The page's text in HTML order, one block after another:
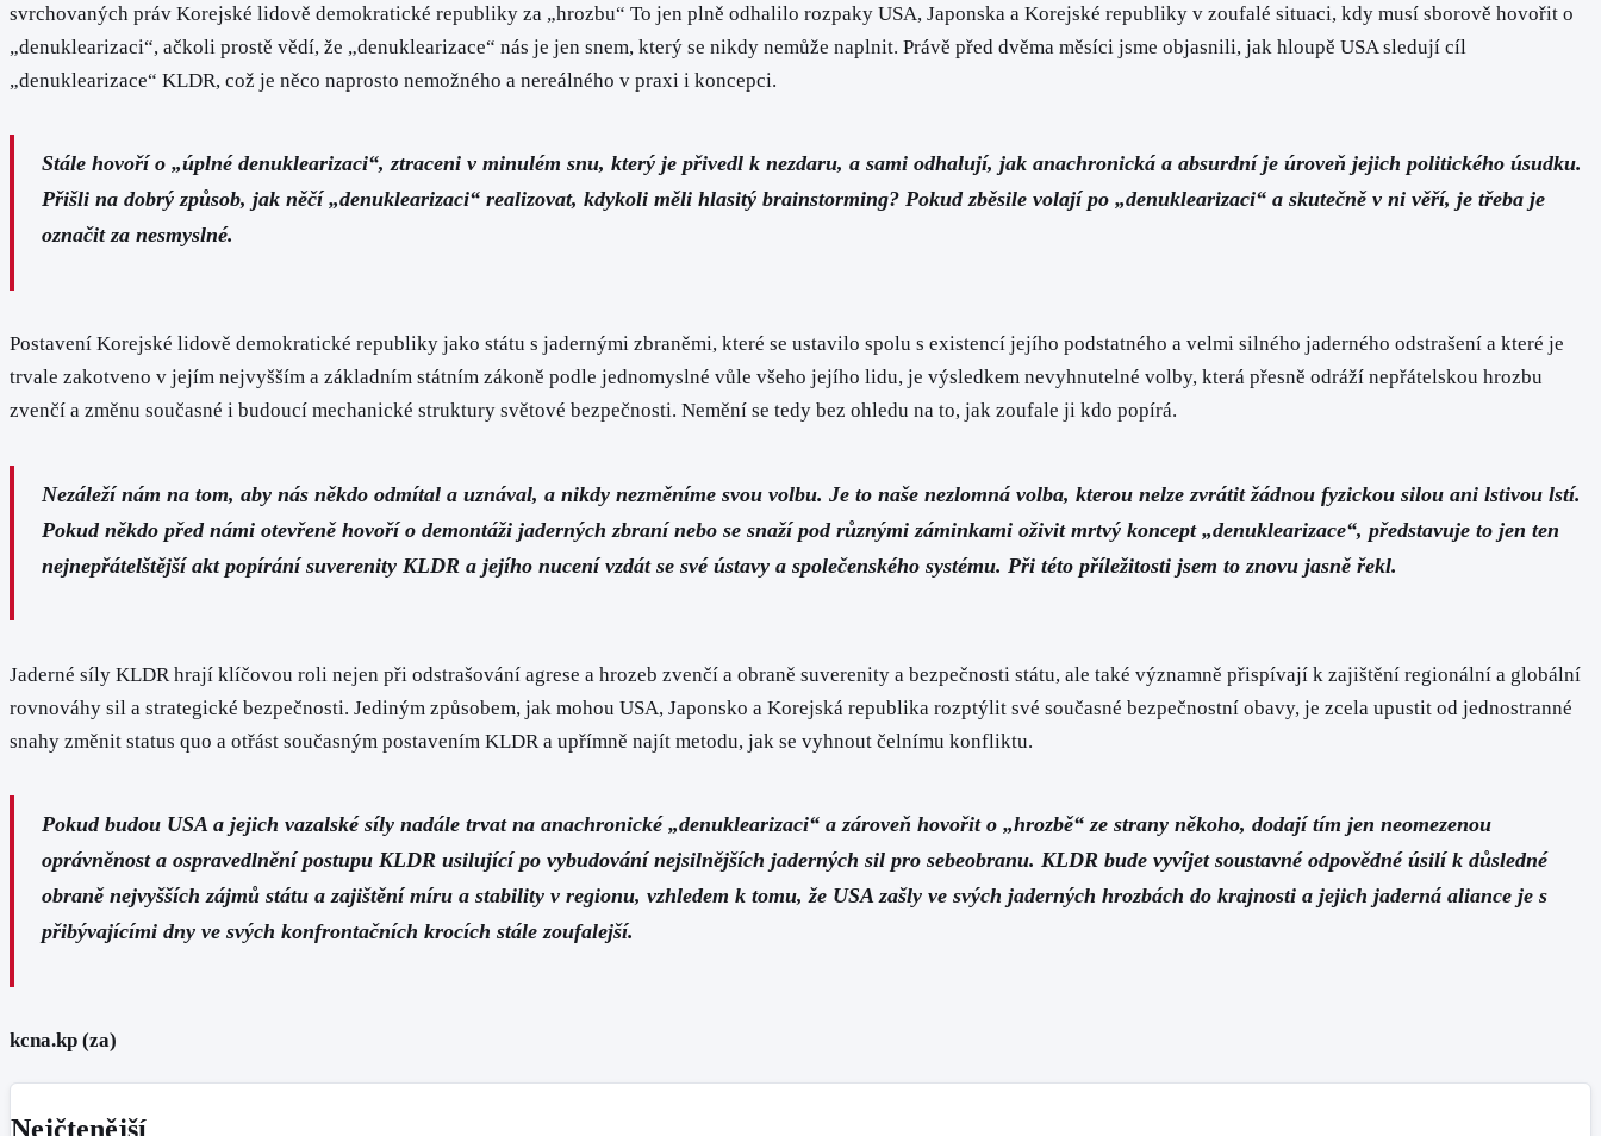
svrchovaných práv Korejské lidově demokratické republiky za „hrozbu“ To jen plně odhalilo rozpaky USA, Japonska a Korejské republiky v zoufalé situaci, kdy musí sborově hovořit o
„denuklearizaci“, ačkoli prostě vědí, že „denuklearizace“ nás je jen snem, který se nikdy nemůže naplnit. Právě před dvěma měsíci jsme objasnili, jak hloupě USA sledují cíl
„denuklearizace“ KLDR, což je něco naprosto nemožného a nereálného v praxi i koncepci.
Stále hovoří o „úplné denuklearizaci“, ztraceni v minulém snu, který je přivedl k nezdaru, a sami odhalují, jak anachronická a absurdní je úroveň jejich politického úsudku.
Přišli na dobrý způsob, jak něčí „denuklearizaci“ realizovat, kdykoli měli hlasitý brainstorming? Pokud zběsile volají po „denuklearizaci“ a skutečně v ni věří, je třeba je
označit za nesmyslné.
Postavení Korejské lidově demokratické republiky jako státu s jadernými zbraněmi, které se ustavilo spolu s existencí jejího podstatného a velmi silného jaderného odstrašení a které je
trvale zakotveno v jejím nejvyšším a základním státním zákoně podle jednomyslné vůle všeho jejího lidu, je výsledkem nevyhnutelné volby, která přesně odráží nepřátelskou hrozbu
zvenčí a změnu současné i budoucí mechanické struktury světové bezpečnosti. Nemění se tedy bez ohledu na to, jak zoufale ji kdo popírá.
Nezáleží nám na tom, aby nás někdo odmítal a uznával, a nikdy nezměníme svou volbu. Je to naše nezlomná volba, kterou nelze zvrátit žádnou fyzickou silou ani lstivou lstí.
Pokud někdo před námi otevřeně hovoří o demontáži jaderných zbraní nebo se snaží pod různými záminkami oživit mrtvý koncept „denuklearizace“, představuje to jen ten
nejnepřátelštější akt popírání suverenity KLDR a jejího nucení vzdát se své ústavy a společenského systému. Při této příležitosti jsem to znovu jasně řekl.
Jaderné síly KLDR hrají klíčovou roli nejen při odstrašování agrese a hrozeb zvenčí a obraně suverenity a bezpečnosti státu, ale také významně přispívají k zajištění regionální a globální
rovnováhy sil a strategické bezpečnosti. Jediným způsobem, jak mohou USA, Japonsko a Korejská republika rozptýlit své současné bezpečnostní obavy, je zcela upustit od jednostranné
snahy změnit status quo a otřást současným postavením KLDR a upřímně najít metodu, jak se vyhnout čelnímu konfliktu.
Pokud budou USA a jejich vazalské síly nadále trvat na anachronické „denuklearizaci“ a zároveň hovořit o „hrozbě“ ze strany někoho, dodají tím jen neomezenou
oprávněnost a ospravedlnění postupu KLDR usilující po vybudování nejsilnějších jaderných sil pro sebeobranu. KLDR bude vyvíjet soustavné odpovědné úsilí k důsledné
obraně nejvyšších zájmů státu a zajištění míru a stability v regionu, vzhledem k tomu, že USA zašly ve svých jaderných hrozbách do krajnosti a jejich jaderná aliance je s
přibývajícími dny ve svých konfrontačních krocích stále zoufalejší.
kcna.kp (za)
Nejčtenější